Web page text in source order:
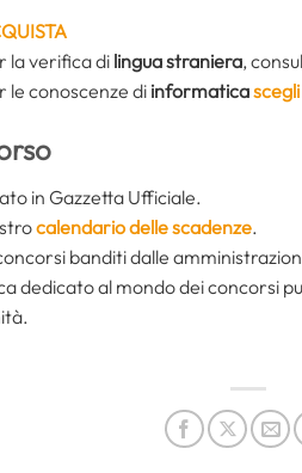
la verifica dilingua straniera,
le conoscenze di informatica
in Gazzetta Ufficiale.
calendario delle scadenze.
banditi dalle
dedicato al mondo dei concorsi